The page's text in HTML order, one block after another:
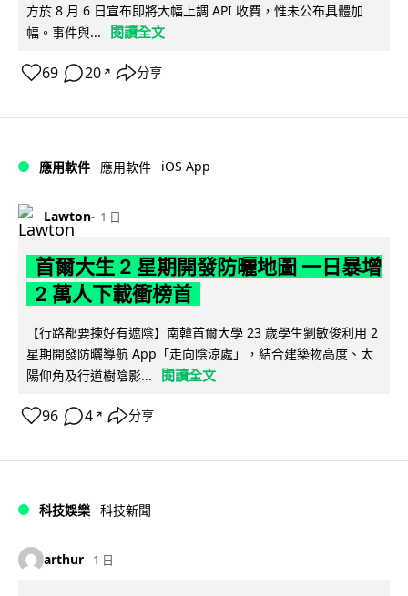
方於 8 月 6 日宣布即將大幅上調 API 收費，惟未公布具體加
幅。事件與...
閱讀全文
69 20 ↗ 分享
應用軟件 應用軟件 iOS App
Lawton 1 日
首爾大生 2 星期開發防曬地圖 一日暴增
2 萬人下載衝榜首
【行路都要揀好有遮陰】南韓首爾大學 23 歲學生劉敏俊利用 2
星期開發防曬導航 App「走向陰涼處」，結合建築物高度、太
陽仰角及行道樹陰影...
閱讀全文
96 4 ↗ 分享
科技娛樂 科技新聞
arthur 1 日